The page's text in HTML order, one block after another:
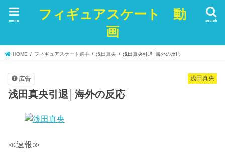
フィギュアスケート 動
画
search
menu
HOME フィギュアスケート選手 浅田真央 浅田真央引退│海外の反応
浅田真央
広告
浅田真央引退│海外の反応
≪速報≫